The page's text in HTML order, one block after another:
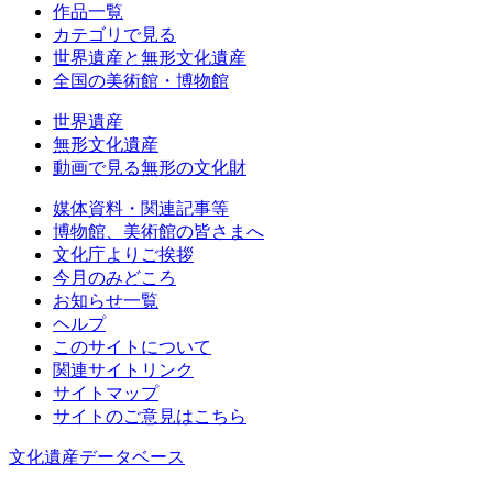
作品一覧
カテゴリで見る
世界遺産と無形文化遺産
全国の美術館・博物館
世界遺産
無形文化遺産
動画で見る無形の文化財
媒体資料・関連記事等
博物館、美術館の皆さまへ
文化庁よりご挨拶
今月のみどころ
お知らせ一覧
ヘルプ
このサイトについて
関連サイトリンク
サイトマップ
サイトのご意見はこちら
文化遺産データベース